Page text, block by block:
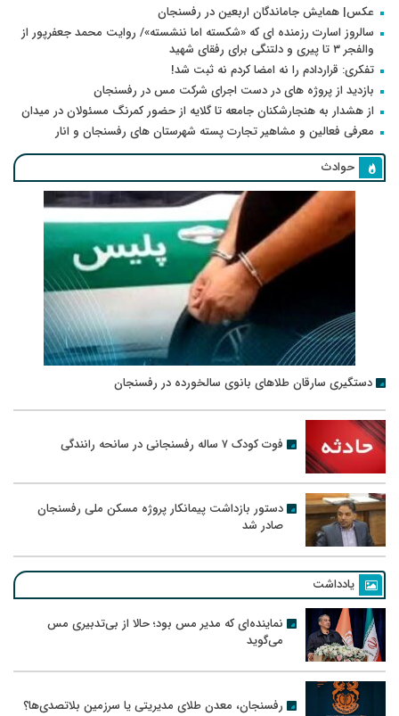
عکس| همایش جاماندگان اربعین در رفسنجان
سالروز اسارت رزمنده ای که «شکسته اما ننشسته»/ روایت محمد جعفرپور از
والفجر ۳ تا پیری و دلتنگی برای رفقای شهید
تفکری: قراردادم را نه امضا کردم نه ثبت شد!
بازدید از پروژه های در دست اجرای شرکت مس در رفسنجان
از هشدار به هنجارشکنان جامعه تا گلایه از حضور کمرنگ مسئولان در میدان
معرفی فعالین و مشاهیر تجارت پسته شهرستان های رفسنجان و انار
حوادث
دستگیری سارقان طلاهای بانوی سالخورده در رفسنجان
فوت کودک ۷ ساله رفسنجانی در سانحه رانندگی
دستور بازداشت پیمانکار پروژه مسکن ملی رفسنجان
صادر شد
یادداشت
نماینده‌ای که مدیر مس بود؛ حالا از بی‌تدبیری مس
می‌گوید
رفسنجان، معدن طلای مدیریتی یا سرزمین بلاتصدی‌ها؟